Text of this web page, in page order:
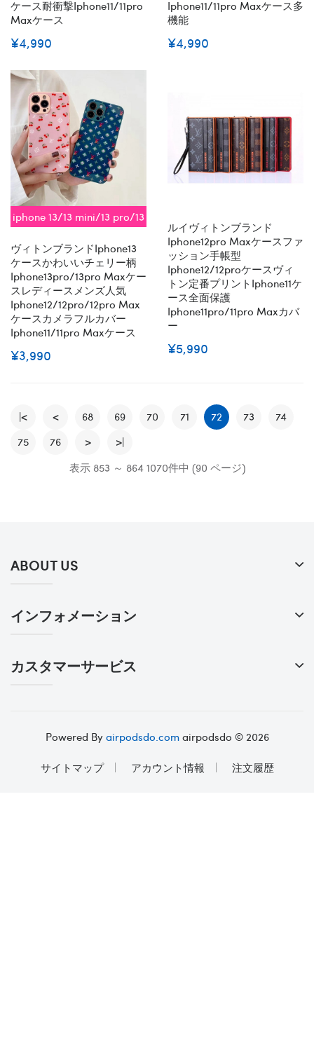
ケース耐衝撃iphone11/11pro
Maxケース
¥4,990
Iphone11/11pro Maxケース多
機能
¥4,990
iphone 13/13 mini/13 pro/13
ヴィトンブランドiphone13
ケースかわいいチェリー柄
Iphone13pro/13pro Maxケー
スレディースメンズ人気
Iphone12/12pro/12pro Max
ケースカメラフルカバー
Iphone11/11pro Maxケース
¥3,990
ルイヴィトンブランド
Iphone12pro Maxケースファ
ッション手帳型
Iphone12/12proケースヴィ
トン定番プリントiphone11ケ
ース全面保護
Iphone11pro/11pro Maxカバ
ー
¥5,990
|< < 68 69 70 71 72 73
74
75
76 >
>|
表示 853 ～ 864 1070件中 (90 ページ)
ABOUT US
インフォメーション
カスタマーサービス
Powered Byairpodsdo.comairpodsdo © 2026
サイトマップ
アカウント情報 注文履歴